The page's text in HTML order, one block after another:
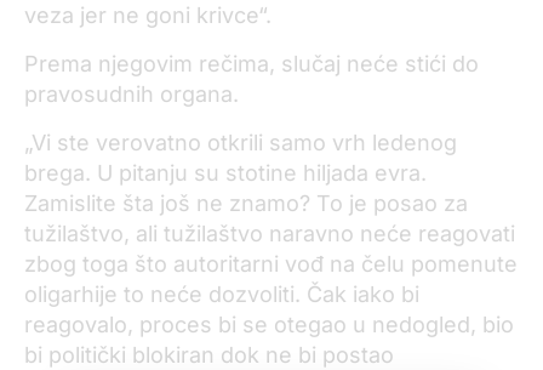
veza jer ne goni krivce“.
Prema njegovim rečima, slučaj neće stići do
pravosudnih organa.
„Vi ste verovatno otkrili samo vrh ledenog
brega. U pitanju su stotine hiljada evra.
Zamislite šta još ne znamo? To je posao za
tužilaštvo, ali tužilaštvo naravno neće reagovati
zbog toga što autoritarni vođ na čelu pomenute
oligarhije to neće dozvoliti. Čak iako bi
reagovalo, proces bi se otegao u nedogled, bio
bi politički blokiran dok ne bi postao